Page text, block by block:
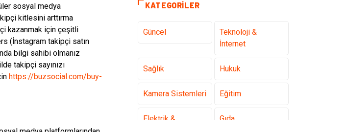
sosyal medya
kitlesini arttırma
kazanmak için çeşitli
(İnstagram takipçi satın
bilgi sahibi olmanız
takipçi sayınızı
https://buzsocial.com/buy-
KATEGORILER
Güncel
Teknoloji &
İnternet
Sağlık Hukuk
Kamera Sistemleri Eğitim
Elektrik &
Gıda